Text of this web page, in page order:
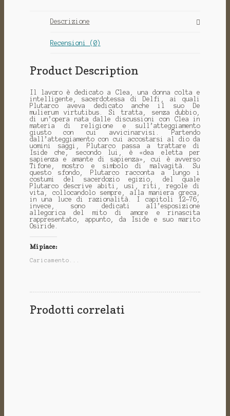
Descrizione
Recensioni (0)
Product Description
Il lavoro è dedicato a Clea, una donna colta e
intelligente, sacerdotessa di Delfi, ai quali
Plutarco aveva dedicato anche il suo De
mulierum virtutibus. Si tratta, senza dubbio,
di un’opera nata dalle discussioni con Clea in
materia di religione e sull’atteggiamento
giusto con cui avvicinarvisi. Partendo
dall’atteggiamento con cui accostarsi al dio da
uomini saggi, Plutarco passa a trattare di
Iside che, secondo lui, è «dea eletta per
sapienza e amante di sapienza», cui è avverso
Tifone, mostro e simbolo di malvagità. Su
questo sfondo, Plutarco racconta a lungo i
costumi del sacerdozio egizio, del quale
Plutarco descrive abiti, usi, riti, regole di
vita, collocandolo sempre, alla maniera greca,
in una luce di razionalità. I capitoli 12-76,
invece, sono dedicati all’esposizione
allegorica del mito di amore e rinascita
rappresentato, appunto, da Iside e suo marito
Osiride.
Mi piace:
Caricamento...
Prodotti correlati